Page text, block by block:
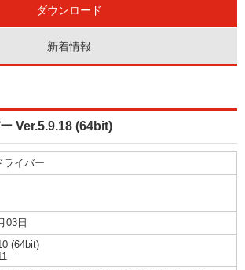
ダウンロード
新着情報
Ver.5.9.18 (64bit)
ライバー
03日
(64bit)